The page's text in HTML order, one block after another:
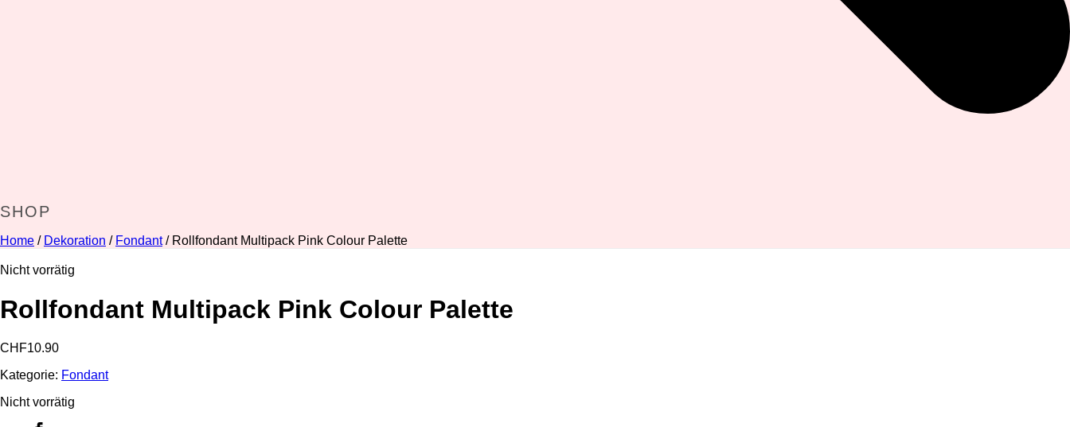
SHOP
Home / Dekoration / Fondant/ Rollfondant Multipack Pink Colour Palette
Nicht vorrätig
Rollfondant Multipack Pink Colour Palette
CHF10.90
Kategorie: Fondant
Nicht vorrätig